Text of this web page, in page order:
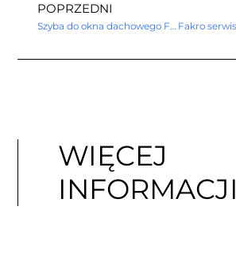
POPRZEDNI
Szyba do okna dachowego Fakro
WIĘCEJ
INFORMACJI